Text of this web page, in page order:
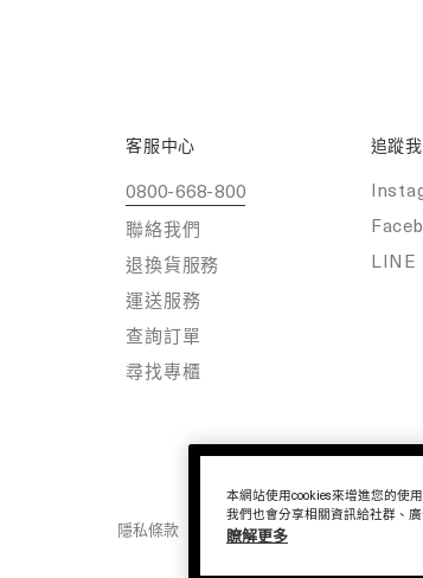
客服中心
0800-668-800
聯絡我們
退換貨服務
運送服務
查詢訂單
尋找專櫃
追蹤
LINE
隱私條款 條款與規則 Cookie 設
本網站使用cookies來增進您的使
我們也會分享相關資訊給社群、
瞭解更多